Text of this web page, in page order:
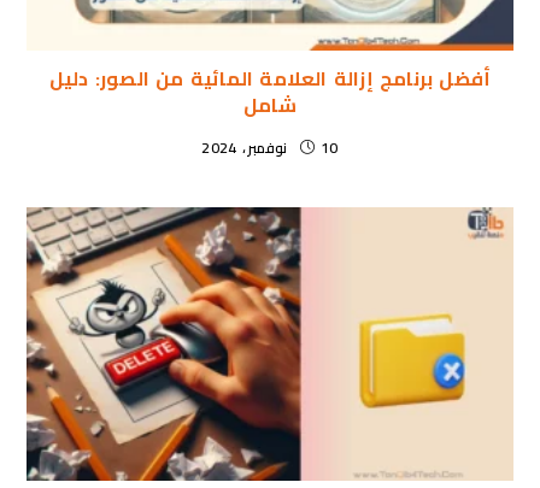
أفضل برنامج إزالة العلامة المائية من الصور: دليل
شامل
10 نوفمبر، 2024